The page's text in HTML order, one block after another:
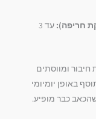
חריפה):
עד 3
חיבור ומווסתים
באופן יומיומי
כבר מופיע.